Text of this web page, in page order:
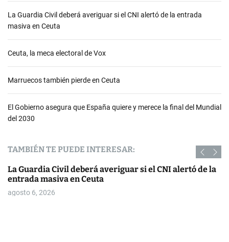
La Guardia Civil deberá averiguar si el CNI alertó de la entrada
masiva en Ceuta
Ceuta, la meca electoral de Vox
Marruecos también pierde en Ceuta
El Gobierno asegura que España quiere y merece la final del Mundial
del 2030
TAMBIÉN TE PUEDE INTERESAR:
La Guardia Civil deberá averiguar si el CNI alertó de la
entrada masiva en Ceuta
agosto 6, 2026